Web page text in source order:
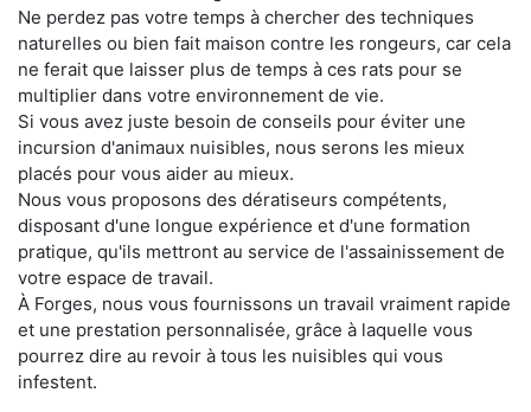
Ne perdez pas votre temps à chercher des techniques
naturelles ou bien fait maison contre les rongeurs, car cela
ne ferait que laisser plus de temps à ces rats pour se
multiplier dans votre environnement de vie.
Si vous avez juste besoin de conseils pour éviter une
incursion d'animaux nuisibles, nous serons les mieux
placés pour vous aider au mieux.
Nous vous proposons des dératiseurs compétents,
disposant d'une longue expérience et d'une formation
pratique, qu'ils mettront au service de l'assainissement de
votre espace de travail.
À Forges, nous vous fournissons un travail vraiment rapide
et une prestation personnalisée, grâce à laquelle vous
pourrez dire au revoir à tous les nuisibles qui vous
infestent.